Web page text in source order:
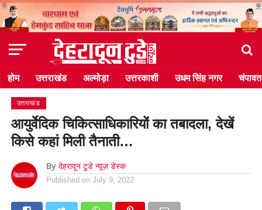
होम उत्तराखंड अल्मोड़ा उत्तरकाशी उधम सिंह नगर चंपावत
उत्तराखंड
आयुर्वेदिक चिकित्साधिकारियों का तबादला, देखें
किसे कहां मिली तैनाती…
By देहरादून टुडे न्यूज़ डेस्क
Published on July 9, 2022